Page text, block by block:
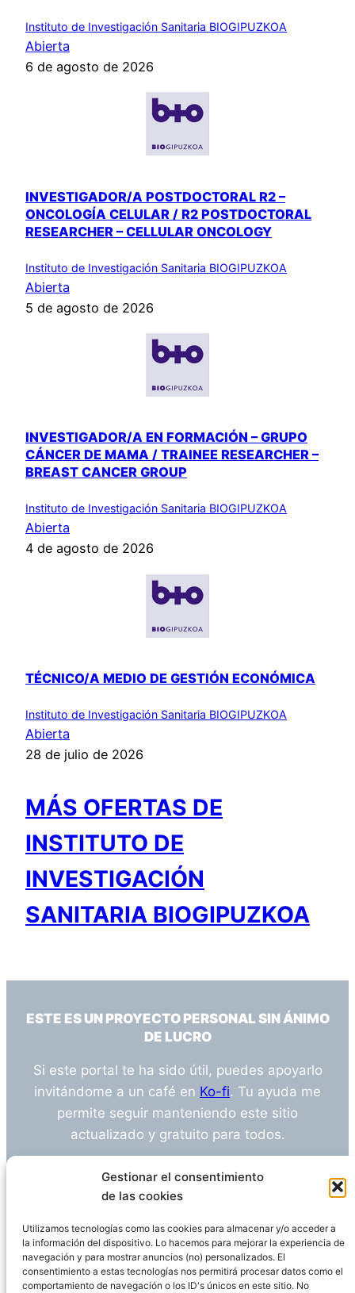
Gestionar el consentimiento
de las cookies
Utilizamos tecnologías como las cookies para almacenar y/o acceder a
la información del dispositivo. Lo hacemos para mejorar la experiencia de
navegación y para mostrar anuncios (no) personalizados. El
consentimiento a estas tecnologías nos permitirá procesar datos como el
comportamiento de navegación o los ID's únicos en este sitio. No
Instituto de Investigación Sanitaria BIOGIPUZKOA
Abierta
6 de agosto de 2026
INVESTIGADOR/A POSTDOCTORAL R2 –
ONCOLOGÍA CELULAR / R2 POSTDOCTORAL
RESEARCHER – CELLULAR ONCOLOGY
Instituto de Investigación Sanitaria BIOGIPUZKOA
Abierta
5 de agosto de 2026
INVESTIGADOR/A EN FORMACIÓN – GRUPO
CÁNCER DE MAMA / TRAINEE RESEARCHER –
BREAST CANCER GROUP
Instituto de Investigación Sanitaria BIOGIPUZKOA
Abierta
4 de agosto de 2026
TÉCNICO/A MEDIO DE GESTIÓN ECONÓMICA
Instituto de Investigación Sanitaria BIOGIPUZKOA
Abierta
28 de julio de 2026
MÁS OFERTAS DE
INSTITUTO DE
INVESTIGACIÓN
SANITARIA BIOGIPUZKOA
ESTE ES UN PROYECTO PERSONAL SIN ÁNIMO
DE LUCRO
Si este portal te ha sido útil, puedes apoyarlo
invitándome a un café en Ko-fi. Tu ayuda me
permite seguir manteniendo este sitio
actualizado y gratuito para todos.
¿Tienes alguna duda o sugerencia? Escríbeme
info@empleosanitarioinvestigacion.es
Descargo de Responsabilidad